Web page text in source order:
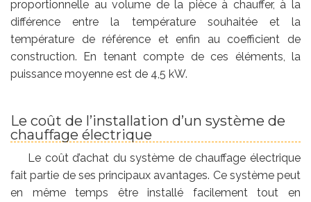
proportionnelle au volume de la pièce à chauffer, à la
différence entre la température souhaitée et la
température de référence et enfin au coefficient de
construction. En tenant compte de ces éléments, la
puissance moyenne est de 4,5 kW.
Le coût de l’installation d’un système de
chauffage électrique
Le coût d’achat du système de chauffage électrique
fait partie de ses principaux avantages. Ce système peut
en même temps être installé facilement tout en